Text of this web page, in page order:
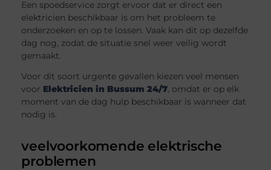
Een spoedservice zorgt ervoor dat er direct een
elektricien beschikbaar is om het probleem te
onderzoeken en op te lossen. Vaak kan dit op dezelfde
dag nog, zodat de situatie snel weer veilig wordt
gemaakt.
Voor dit soort urgente gevallen kiezen veel mensen
voor Elektricien in Bussum 24/7, omdat er op elk
moment van de dag hulp beschikbaar is wanneer dat
nodig is.
veelvoorkomende elektrische
problemen